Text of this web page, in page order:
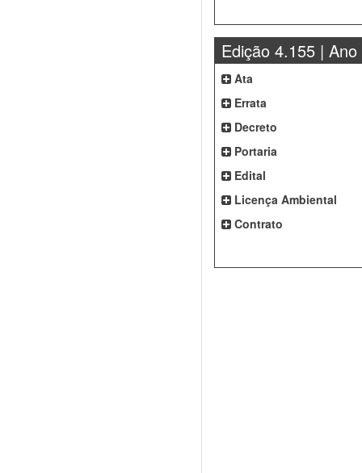
Edição 4.155 | Ano
Ata
Errata
Decreto
Portaria
Edital
Licença Ambiental
Contrato